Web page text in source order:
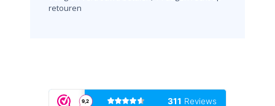
retouren